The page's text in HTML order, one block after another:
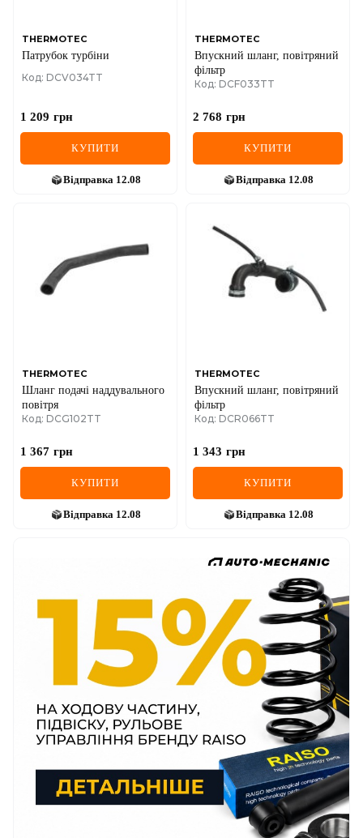
THERMOTEC
Патрубок турбіни
Код: DCV034TT
1 209 грн
КУПИТИ
Відправка 12.08
THERMOTEC
Впускний шланг, повітряний
фільтр
Код: DCF033TT
2 768 грн
КУПИТИ
Відправка 12.08
THERMOTEC
Шланг подачі наддувального
повітря
Код: DCG102TT
1 367 грн
КУПИТИ
Відправка 12.08
THERMOTEC
Впускний шланг, повітряний
фільтр
Код: DCR066TT
1 343 грн
КУПИТИ
Відправка 12.08